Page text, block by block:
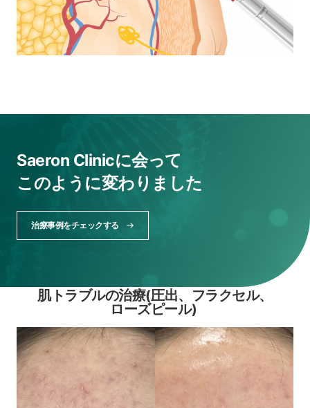
Saeron Clinicに会って
このように変わりました
治療事例をチェックする
肌の毛穴治療(リジュベルック)